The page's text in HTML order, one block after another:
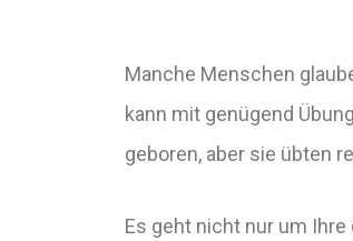
Manche Menschen
kann mit genügend
geboren, aber sie übten
Es geht nicht nur um